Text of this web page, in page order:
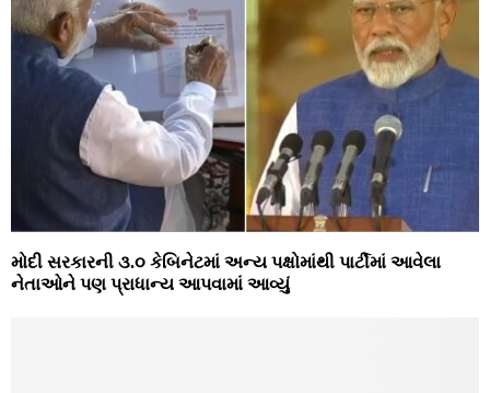
મોદી સરકારની ૩.૦ કેબિનેટમાં અન્ય પક્ષોમાંથી પાર્ટીમાં આવેલા
નેતાઓને પણ પ્રાધાન્ય આપવામાં આવ્યું